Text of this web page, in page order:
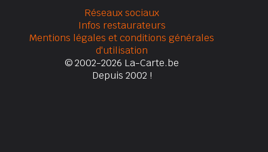
Réseaux sociaux
Infos restaurateurs
Mentions légales et conditions générales
d'utilisation
© 2002-2026 La-Carte.be
Depuis 2002 !